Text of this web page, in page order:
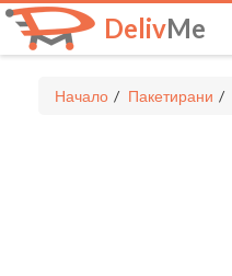
DelivMe
Начало Пакетирани